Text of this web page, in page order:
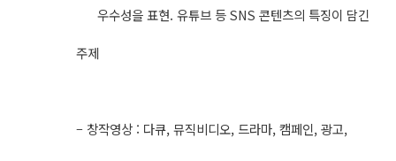
우수성을 표현. 유튜브 등 SNS 콘텐츠의 특징이 담긴
주제
– 창작영상 : 다큐, 뮤직비디오, 드라마, 캠페인, 광고,